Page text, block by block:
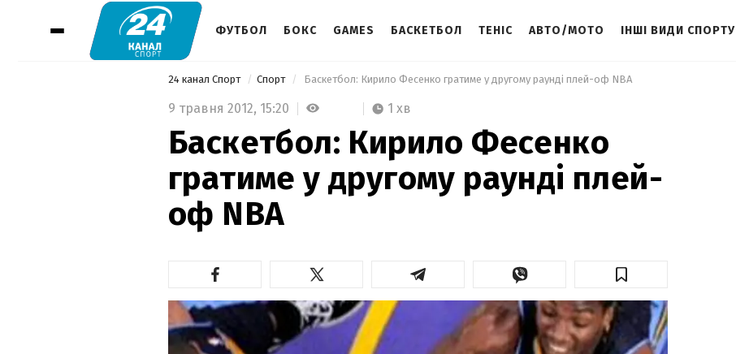
ФУТБОЛ БОКС GAMES БАСКЕТБОЛ ТЕНІС АВТО/МОТО ІНШІ ВИДИ СПОРТУ
24 канал Спорт Спорт Баскетбол: Кирило Фесенко гратиме у другому раунді плей-оф NBA
9 травня 2012, 15:20 1 хв
Баскетбол: Кирило Фесенко
гратиме у другому раунді плей-
оф NBA